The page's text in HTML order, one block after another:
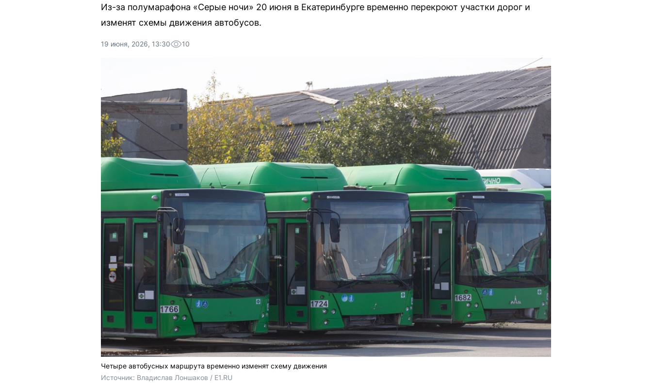
Из-за полумарафона «Серые ночи» 20 июня в Екатеринбурге временно перекроют участки дорог и
изменят схемы движения автобусов.
19 июня, 2026, 13:30 10
Четыре автобусных маршрута временно изменят схему движения
Источник: Владислав Лоншаков / E1.RU